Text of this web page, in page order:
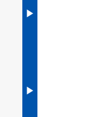
▶︎
▶︎